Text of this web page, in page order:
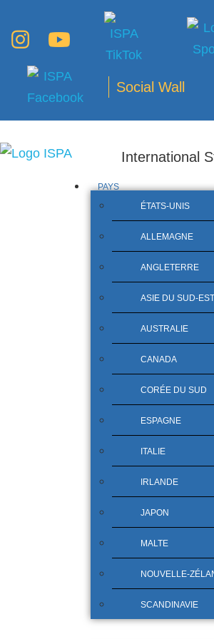
Social Wall
International
PAYS
ÉTATS-UNIS
ALLEMAGNE
ANGLETERRE
ASIE DU SUD-
AUSTRALIE
CANADA
CORÉE DU SUD
ESPAGNE
ITALIE
IRLANDE
JAPON
MALTE
NOUVELLE-
SCANDINAVIE